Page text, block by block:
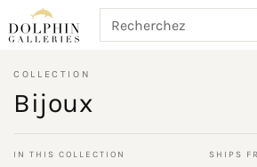
Passer
au
contenu
COLLECTION
Bijoux
IN THIS COLLECTION SHIPS